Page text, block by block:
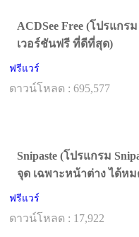
ACDSee Free (โปรแกร
เวอร์ชันฟรี ที่ดีที่สุด)
ฟรีแวร์
ดาวน์โหลด : 695,577
Snipaste (โปรแกรม
จุด เฉพาะหน้าต่าง ได้หม
ฟรีแวร์
ดาวน์โหลด : 17,922